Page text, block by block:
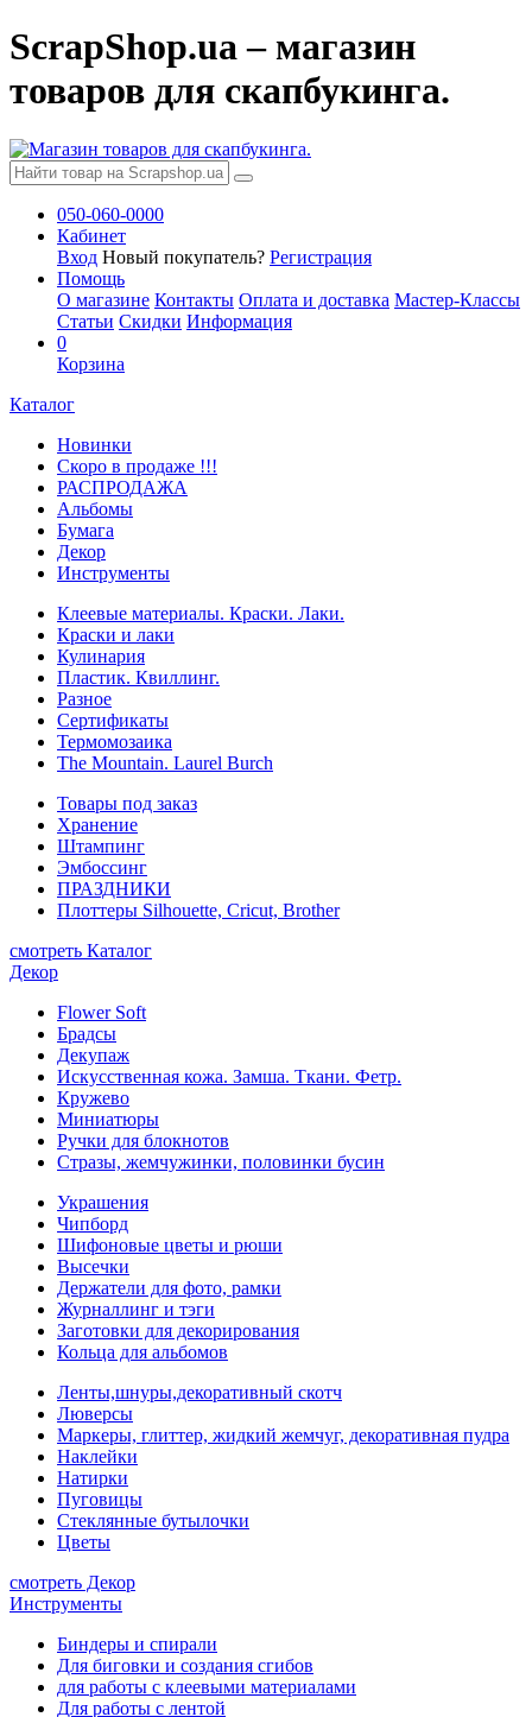
ScrapShop.ua – магазин
товаров для скапбукинга.
050-060-0000
Кабинет
Вход Новый покупатель? Регистрация
Помощь
О магазине Контакты Оплата и доставка Мастер-Классы
Статьи Скидки Информация
0
Корзина
Каталог
Новинки
Скоро в продаже !!!
РАСПРОДАЖА
Альбомы
Бумага
Декор
Инструменты
Клеевые материалы. Краски. Лаки.
Краски и лаки
Кулинария
Пластик. Квиллинг.
Разное
Сертификаты
Термомозаика
The Mountain. Laurel Burch
Товары под заказ
Хранение
Штампинг
Эмбоссинг
ПРАЗДНИКИ
Плоттеры Silhouette, Cricut, Brother
смотреть Каталог
Декор
Flower Soft
Брадсы
Декупаж
Искусственная кожа. Замша. Ткани. Фетр.
Кружево
Миниатюры
Ручки для блокнотов
Стразы, жемчужинки, половинки бусин
Украшения
Чипборд
Шифоновые цветы и рюши
Высечки
Держатели для фото, рамки
Журналлинг и тэги
Заготовки для декорирования
Кольца для альбомов
Ленты,шнуры,декоративный скотч
Люверсы
Маркеры, глиттер, жидкий жемчуг, декоративная пудра
Наклейки
Натирки
Пуговицы
Стеклянные бутылочки
Цветы
смотреть Декор
Инструменты
Биндеры и спирали
Для биговки и создания сгибов
для работы с клеевыми материалами
Для работы с лентой